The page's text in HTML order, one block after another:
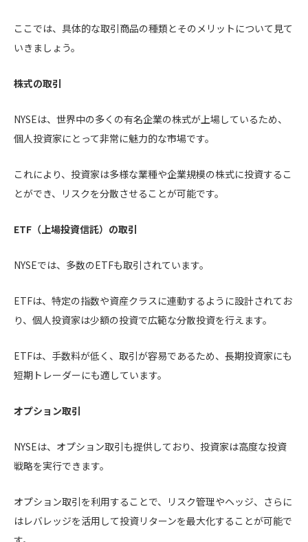
ここでは、具体的な取引商品の種類とそのメリットについて見て
いきましょう。
株式の取引
NYSEは、世界中の多くの有名企業の株式が上場しているため、
個人投資家にとって非常に魅力的な市場です。
これにより、投資家は多様な業種や企業規模の株式に投資するこ
とができ、リスクを分散させることが可能です。
ETF（上場投資信託）の取引
NYSEでは、多数のETFも取引されています。
ETFは、特定の指数や資産クラスに連動するように設計されてお
り、個人投資家は少額の投資で広範な分散投資を行えます。
ETFは、手数料が低く、取引が容易であるため、長期投資家にも
短期トレーダーにも適しています。
オプション取引
NYSEは、オプション取引も提供しており、投資家は高度な投資
戦略を実行できます。
オプション取引を利用することで、リスク管理やヘッジ、さらに
はレバレッジを活用して投資リターンを最大化することが可能で